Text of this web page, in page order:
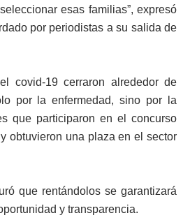
esas familias”, expresó
por periodistas a su salida de
covid-19 cerraron alrededor de
por la enfermedad, sino por la
que participaron en el concurso
obtuvieron una plaza en el sector
que rentándolos se garantizará
y transparencia.